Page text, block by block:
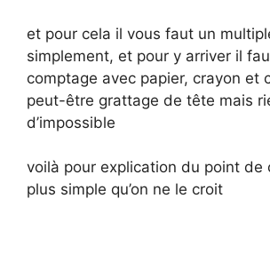
et pour cela il vous faut un
simplement, et pour y arriver il
comptage avec papier, crayon et
peut-être grattage de tête mais
d’impossible
voilà pour explication du point de
plus simple qu’on ne le croit